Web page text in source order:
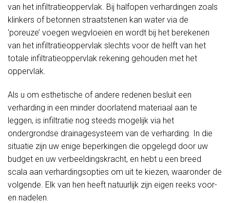
van het infiltratieoppervlak. Bij halfopen verhardingen zoals
klinkers of betonnen straatstenen kan water via de
‘poreuze’ voegen wegvloeien en wordt bij het berekenen
van het infiltratieoppervlak slechts voor de helft van het
totale infiltratieoppervlak rekening gehouden met het
oppervlak.
Als u om esthetische of andere redenen besluit een
verharding in een minder doorlatend materiaal aan te
leggen, is infiltratie nog steeds mogelijk via het
ondergrondse drainagesysteem van de verharding. In die
situatie zijn uw enige beperkingen die opgelegd door uw
budget en uw verbeeldingskracht, en hebt u een breed
scala aan verhardingsopties om uit te kiezen, waaronder de
volgende. Elk van hen heeft natuurlijk zijn eigen reeks voor-
en nadelen.